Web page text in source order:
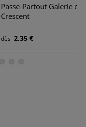
Passe-Partout Galerie de
Crescent
dès 2,35 €